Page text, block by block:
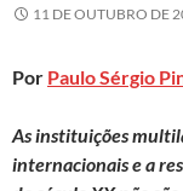
11 DE OUTUBRO DE
Por Paulo Sérgio
As instituições
internacionais e a